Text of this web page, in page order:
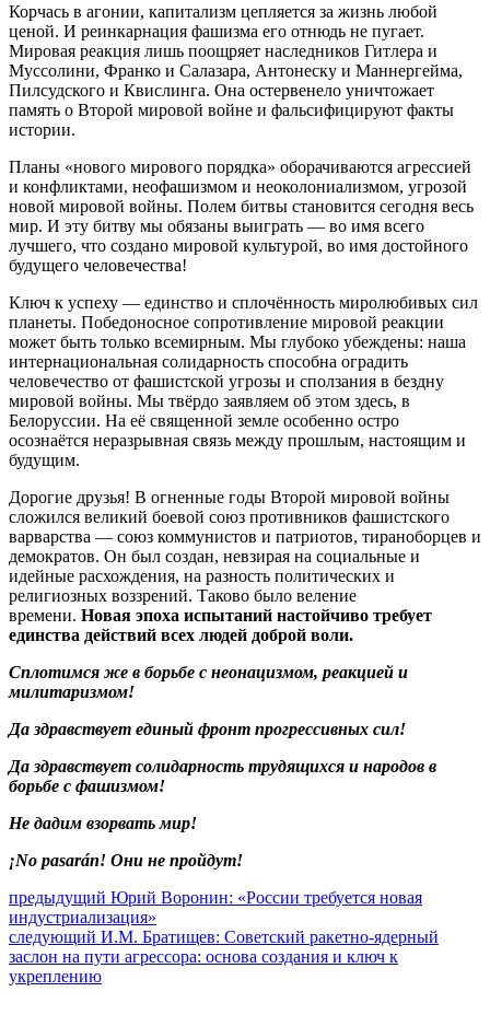
Корчась в агонии, капитализм цепляется за жизнь любой
ценой. И реинкарнация фашизма его отнюдь не пугает.
Мировая реакция лишь поощряет наследников Гитлера и
Муссолини, Франко и Салазара, Антонеску и Маннергейма,
Пилсудского и Квислинга. Она остервенело уничтожает
память о Второй мировой войне и фальсифицируют факты
истории.
Планы «нового мирового порядка» оборачиваются агрессией
и конфликтами, неофашизмом и неоколониализмом, угрозой
новой мировой войны. Полем битвы становится сегодня весь
мир. И эту битву мы обязаны выиграть — во имя всего
лучшего, что создано мировой культурой, во имя достойного
будущего человечества!
Ключ к успеху — единство и сплочённость миролюбивых сил
планеты. Победоносное сопротивление мировой реакции
может быть только всемирным. Мы глубоко убеждены: наша
интернациональная солидарность способна оградить
человечество от фашистской угрозы и сползания в бездну
мировой войны. Мы твёрдо заявляем об этом здесь, в
Белоруссии. На её священной земле особенно остро
осознаётся неразрывная связь между прошлым, настоящим и
будущим.
Дорогие друзья! В огненные годы Второй мировой войны
сложился великий боевой союз противников фашистского
варварства — союз коммунистов и патриотов, тираноборцев и
демократов. Он был создан, невзирая на социальные и
идейные расхождения, на разность политических и
религиозных воззрений. Таково было веление
времени. Новая эпоха испытаний настойчиво требует
единства действий всех людей доброй воли.
Сплотимся же в борьбе с неонацизмом, реакцией и
милитаризмом!
Да здравствует единый фронт прогрессивных сил!
Да здравствует солидарность трудящихся и народов в
борьбе с фашизмом!
Не дадим взорвать мир!
¡No pasarán! Они не пройдут!
Навигация
по
записям
предыдущий Предыдущий
пост:
Юрий Воронин: «России требуется новая
индустриализация»
следующий Следующее
сообщение:
И.М. Братищев: Советский ракетно-ядерный
заслон на пути агрессора: основа создания и ключ к
укреплению